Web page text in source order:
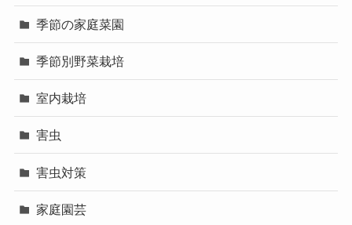
季節の家庭菜園
季節別野菜栽培
室内栽培
害虫
害虫対策
家庭園芸